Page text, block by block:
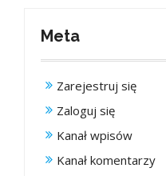
Meta
Zarejestruj się
Zaloguj się
Kanał wpisów
Kanał komentarzy